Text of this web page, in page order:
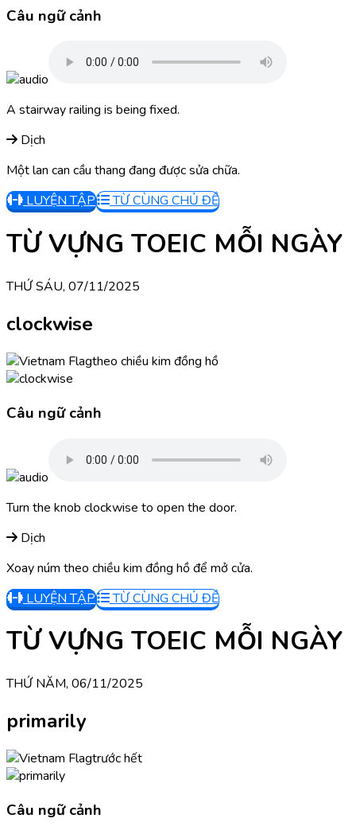
Câu ngữ cảnh
A stairway railing is being fixed.
Dịch
Một lan can cầu thang đang được sửa chữa.
LUYỆN TẬP
TỪ CÙNG CHỦ ĐỀ
TỪ VỰNG TOEIC MỖI NGÀY
THỨ SÁU, 07/11/2025
clockwise
theo chiều kim đồng hồ
Câu ngữ cảnh
Turn the knob clockwise to open the door.
Dịch
Xoay núm theo chiều kim đồng hồ để mở cửa.
LUYỆN TẬP
TỪ CÙNG CHỦ ĐỀ
TỪ VỰNG TOEIC MỖI NGÀY
THỨ NĂM, 06/11/2025
primarily
trước hết
Câu ngữ cảnh